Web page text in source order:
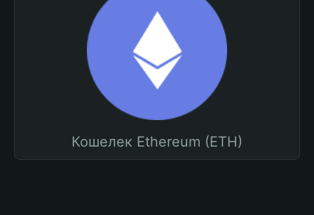
Кошелек Ethereum (ETH)